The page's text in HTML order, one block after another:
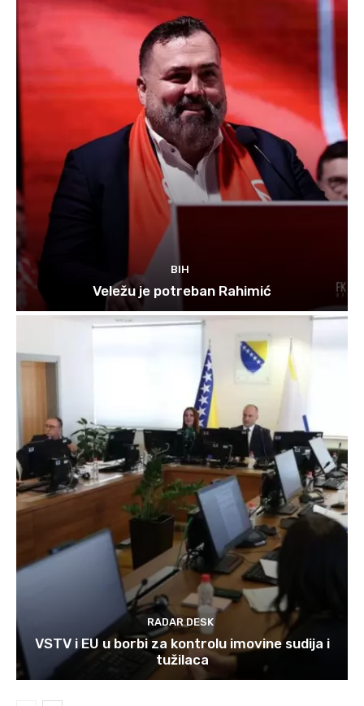
BIH
Veležu je potreban Rahimić
RADAR DESK
VSTV i EU u borbi za kontrolu imovine sudija i
tužilaca